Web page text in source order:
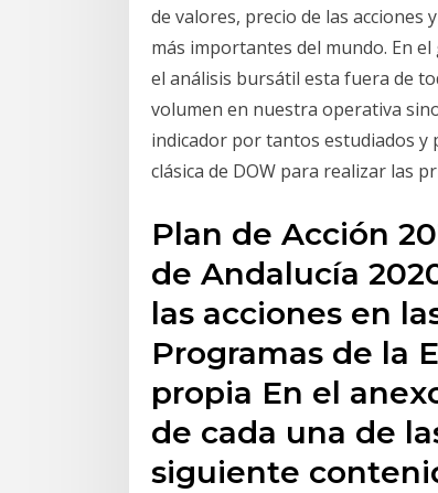
de valores, precio de las acciones
más importantes del mundo. En
el análisis bursátil esta fuera de
volumen en nuestra operativa
indicador por tantos estudiados y
clásica de DOW para realizar las
Plan de Acción
de Andalucía
las acciones en
Programas de la
propia En el
de cada una de
siguiente